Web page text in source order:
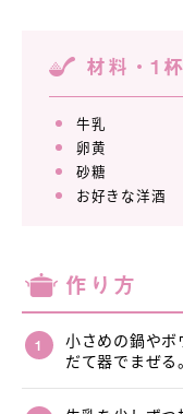
材料・1
牛乳 150
卵黄 1
砂糖 好
お好きな洋酒
作り方
小さめの鍋や
だて器でまぜる。